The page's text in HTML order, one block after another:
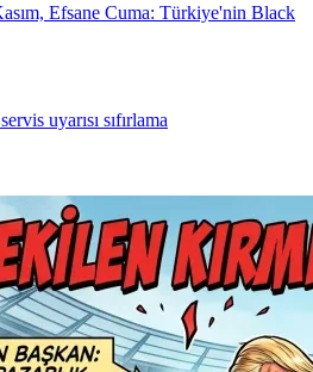
Efsane Cuma: Türkiye'nin Black
uyarısı sıfırlama